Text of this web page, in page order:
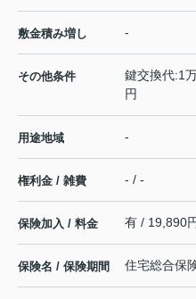
敷金積み増し -
その他条件
鍵交換代:1
円
用途地域 -
権利金 / 雑費 - / -
保険加入 / 料金 有 / 19,890
保険名 / 保険期間 住宅総合保